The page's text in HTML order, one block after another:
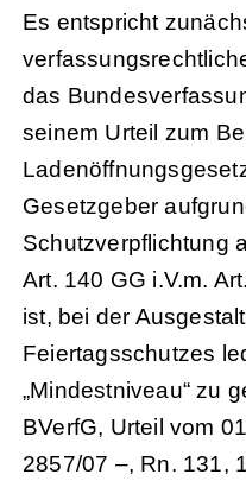
Es entspricht
das
seinem Urteil zum
Gesetzgeber
Schutzverpflichtung
Art. 140 GG i.V.m.
ist, bei der
Feiertagsschutzes
„Mindestniveau“ zu
BVerfG, Urteil vom
2857/07 –, Rn. 131,